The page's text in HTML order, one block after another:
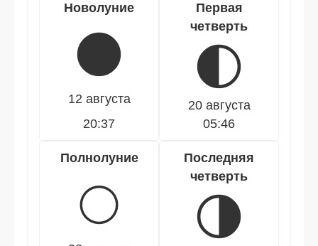
Новолуние
🌑
12 августа
20:37
Первая
четверть
🌓
20 августа
05:46
Полнолуние
🌕
Последняя
четверть
🌗